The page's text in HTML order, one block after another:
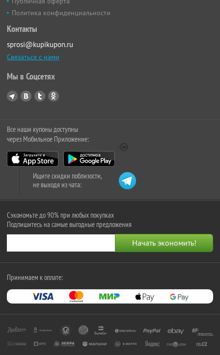
Политика конфиденциальности
Контакты
sprosi@kupikupon.ru
Связаться с нами
Мы в Соцсетях
Все наши купоны доступны
через Мобильное Приложение:
Ищите скидки поблизости,
не выходя из чата:
Сэкономьте до 90% при любых покупках
Подпишитесь на самые выгодные предложения
Принимаем к оплате: